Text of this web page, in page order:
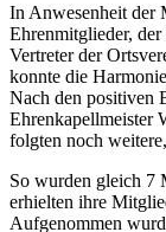
In Anwesenheit der
Ehrenmitglieder,
Vertreter der
konnte die
Nach den positiven
Ehrenkapellmeister
folgten noch
So wurden gleich 7
erhielten ihre
Aufgenommen